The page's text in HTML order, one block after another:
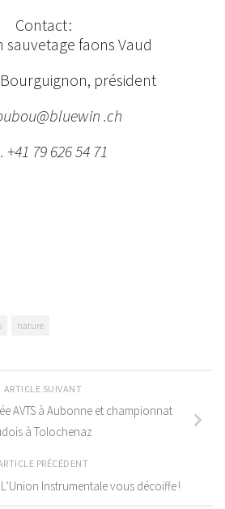
Contact :
sauvetage faons Vaud
président
.ch
+41 79 626 54 71
nature
ARTICLE SUIVANT
AVTS à Aubonne et championnat
à Tolochenaz
PRÉCÉDENT
Instrumentale vous décoiffe !